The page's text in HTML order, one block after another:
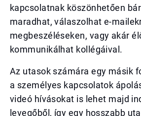
kapcsolatnak köszönhetően
maradhat, válaszolhat e-
megbeszéléseken, vagy akár
kommunikálhat kollégáival.
Az utasok számára egy másik
a személyes kapcsolatok
videó hívásokat is lehet majd
levegőből, így egy hosszabb